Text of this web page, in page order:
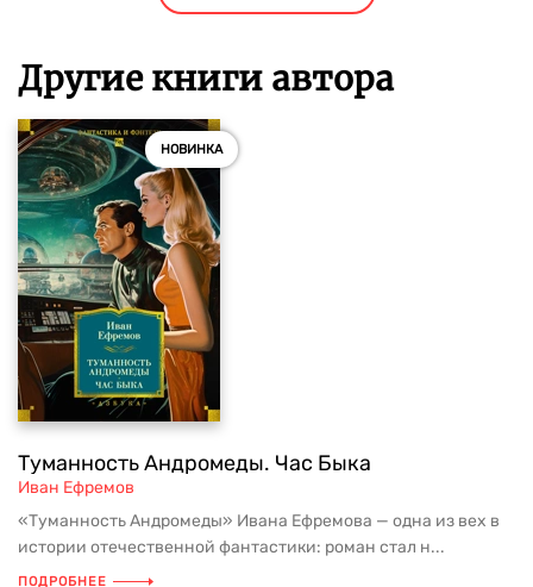
Другие книги автора
НОВИНКА
Туманность Андромеды. Час Быка
Иван Ефремов
«Туманность Андромеды» Ивана Ефремова — одна из вех в
истории отечественной фантастики: роман стал н...
ПОДРОБНЕЕ